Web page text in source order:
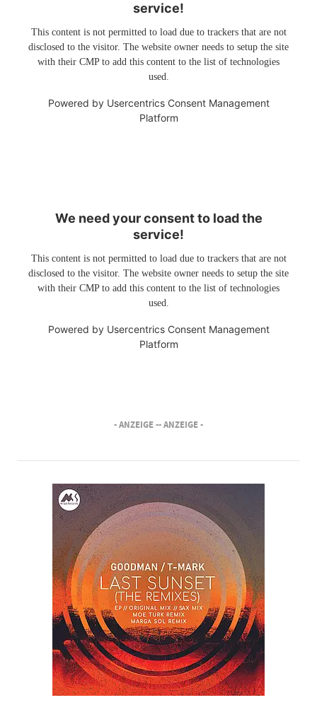
service!
This content is not permitted to load due to trackers that are not
disclosed to the visitor. The website owner needs to setup the site
with their CMP to add this content to the list of technologies
used.
Powered by Usercentrics Consent Management
Platform
We need your consent to load the
service!
This content is not permitted to load due to trackers that are not
disclosed to the visitor. The website owner needs to setup the site
with their CMP to add this content to the list of technologies
used.
Powered by Usercentrics Consent Management
Platform
- ANZEIGE -- ANZEIGE -